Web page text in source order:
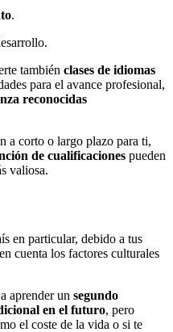
.
también clases de idiomas
para el avance profesional,
reconocidas
a corto o largo plazo para ti,
de cualificaciones pueden
valiosa.
en particular, debido a tus
cuenta los factores culturales
aprender un segundo
en el futuro, pero
el coste de la vida o si te